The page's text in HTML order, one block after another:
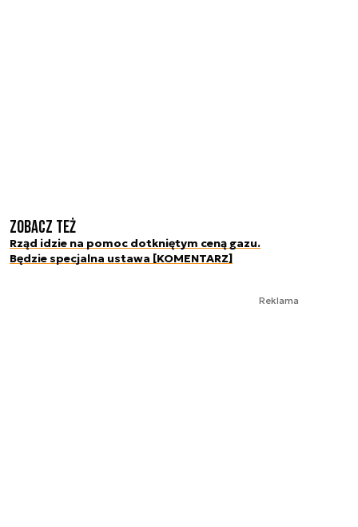
Zobacz też
Rząd idzie na pomoc dotkniętym ceną gazu.
Będzie specjalna ustawa [KOMENTARZ]
Reklama